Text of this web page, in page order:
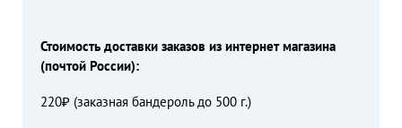
Стоимость доставки заказов из интернет магазина
(почтой России):
220₽ (заказная бандероль до 500 г.)